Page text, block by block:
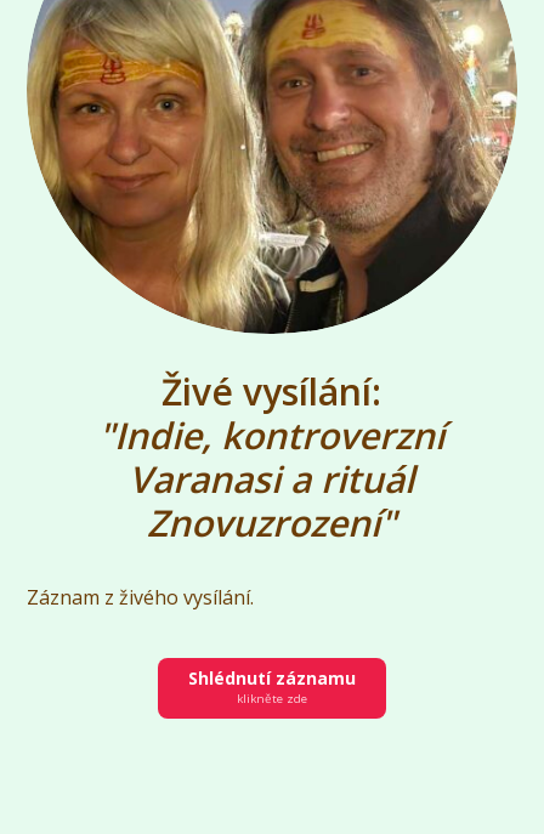
Živé vysílání:
"Indie, kontroverzní
Varanasi a rituál
Znovuzrození"
Záznam z živého vysílání.
Shlédnutí záznamu
klikněte zde